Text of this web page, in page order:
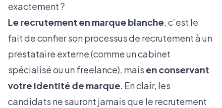
exactement ?
Le recrutement en marque blanche, c’est le
fait de confier son processus de recrutement à un
prestataire externe (comme un cabinet
spécialisé ou un freelance), mais en conservant
votre identité de marque. En clair, les
candidats ne sauront jamais que le recrutement